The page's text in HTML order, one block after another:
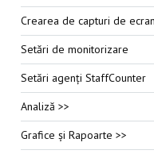
Crearea de capturi de
Setări de monitorizare
Setări agenți StaffCounter
Analiză >>
Grafice și Rapoarte >>